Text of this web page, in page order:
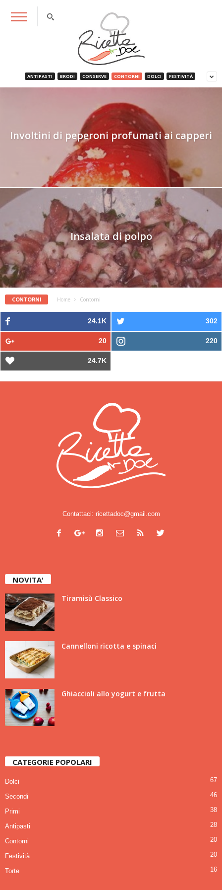
ANTIPASTI BRODI CONSERVE CONTORNI DOLCI FESTIVITÀ
Involtini di peperoni profumati ai capperi
Insalata di polpo
CONTORNI Home Contorni
24.1K 302
20 220
24.7K
Contattaci: ricettadoc@gmail.com
NOVITA'
Tiramisù Classico
Cannelloni ricotta e spinaci
Ghiaccioli allo yogurt e frutta
CATEGORIE POPOLARI
Dolci 67
Secondi 46
Primi 38
Antipasti 28
Contorni 20
Festività 20
Torte 16